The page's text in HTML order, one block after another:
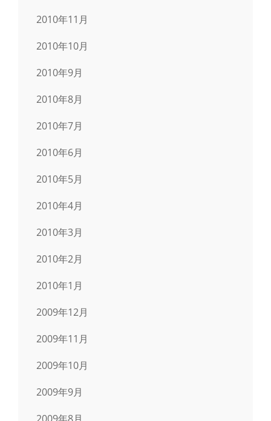
2010年11月
2010年10月
2010年9月
2010年8月
2010年7月
2010年6月
2010年5月
2010年4月
2010年3月
2010年2月
2010年1月
2009年12月
2009年11月
2009年10月
2009年9月
2009年8月